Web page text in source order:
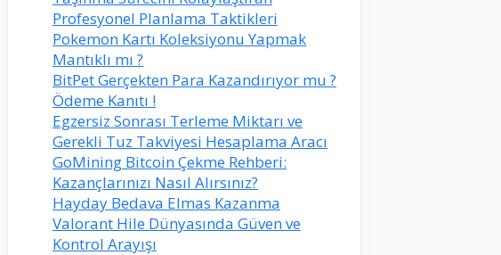
Profesyonel Planlama Taktikleri
Pokemon Kartı Koleksiyonu Yapmak
Mantıklı mı ?
BitPet Gerçekten Para Kazandırıyor mu ?
Ödeme Kanıtı !
Egzersiz Sonrası Terleme Miktarı ve
Gerekli Tuz Takviyesi Hesaplama Aracı
GoMining Bitcoin Çekme Rehberi:
Kazançlarınızı Nasıl Alırsınız?
Hayday Bedava Elmas Kazanma
Valorant Hile Dünyasında Güven ve
Kontrol Arayışı